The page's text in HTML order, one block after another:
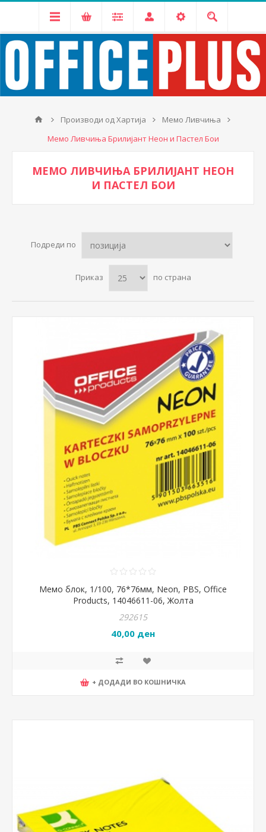
Производи од Хартија
Мемо Ливчиња
Мемо Ливчиња Брилијант Неон и Пастел Бои
МЕМО ЛИВЧИЊА БРИЛИЈАНТ НЕОН
И ПАСТЕЛ БОИ
Подреди по
Приказ по страна
Мемо блок, 1/100, 76*76мм, Neon, PBS, Office
Products, 14046611-06, Жолта
292615
40,00 ден
+ ДОДАДИ ВО КОШНИЧКА